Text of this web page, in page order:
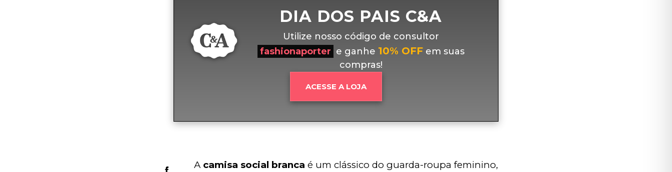
DIA DOS PAIS C&A
Utilize nosso código de consultor
fashionaporter e ganhe 10% OFFem suas
compras!
ACESSE A LOJA
A camisa social branca é um clássico do guarda-roupa feminino,